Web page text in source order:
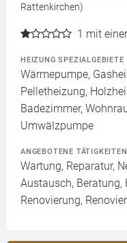
Rattenkirchen)
1 mit
HEIZUNG SPEZIALGEBIETE
Wärmepumpe,
Pelletheizung,
Badezimmer,
Umwälzpumpe
ANGEBOTENE TÄTIGKEITEN
Wartung, Reparatur,
Austausch, Beratung,
Renovierung,